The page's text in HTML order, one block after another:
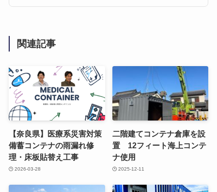
関連記事
【奈良県】医療系災害対策
備蓄コンテナの雨漏れ修
理・床板貼替え工事
2026-03-28
二階建てコンテナ倉庫を設
置 12フィート海上コンテ
ナ使用
2025-12-11